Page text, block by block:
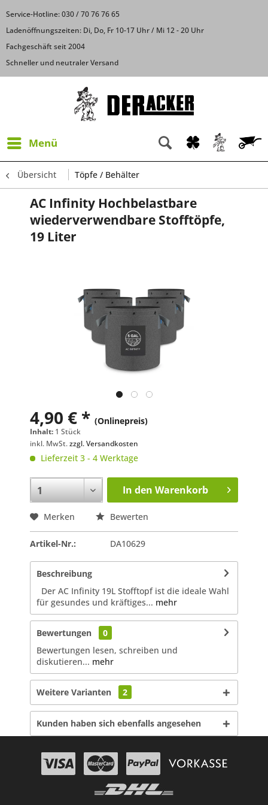
Service-Hotline: 030 / 70 76 76 65
Ladenöffnungszeiten: Di, Do, Fr 10-17 Uhr / Mi 12 - 20 Uhr
Fachgeschäft seit 2004
Schneller und neutraler Versand
Menü
Übersicht Töpfe / Behälter
AC Infinity Hochbelastbare
wiederverwendbare Stofftöpfe,
19 Liter
4,90 € * (Onlinepreis)
Inhalt: 1 Stück
inkl. MwSt.zzgl. Versandkosten
Lieferzeit 3 - 4 Werktage
In den Warenkorb
Merken Bewerten
Artikel-Nr.: DA10629
Beschreibung
Der AC Infinity 19L Stofftopf ist die ideale Wahl
für gesundes und kräftiges... mehr
Bewertungen
0
Bewertungen lesen, schreiben und
diskutieren... mehr
Weitere Varianten 2
Kunden haben sich ebenfalls angesehen